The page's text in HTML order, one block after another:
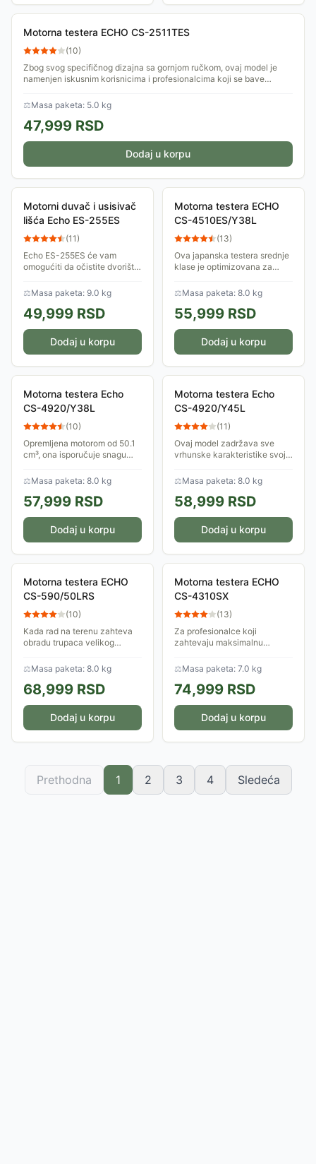
Motorna testera ECHO CS-2511TES
(10)
Zbog svog specifičnog dizajna sa gornjom ručkom, ovaj model je
namenjen iskusnim korisnicima i profesionalcima koji se bave
⚖Masa paketa: 5.0 kg
47,999 RSD
Dodaj u korpu
Motorni duvač i usisivač
lišća Echo ES-255ES
(11)
Echo ES-255ES će vam
omogućiti da očistite dvorište
koristeći njegovu funkciju
usisavanja ili duvanja. Idealan
odnos...
⚖Masa paketa: 9.0 kg
49,999 RSD
Dodaj u korpu
Motorna testera ECHO
CS-4510ES/Y38L
(13)
Ova japanska testera srednje
klase je optimizovana za
radovima oko kuće, u
voćnjaku ili pri pripremi drva
za ogrev....
⚖Masa paketa: 8.0 kg
55,999 RSD
Dodaj u korpu
Motorna testera Echo
CS-4920/Y38L
(10)
Opremljena motorom od 50.1
cm³, ona isporučuje snagu
deblja stabla, dok njena mala
masa osigurava da ostanete...
⚖Masa paketa: 8.0 kg
57,999 RSD
Dodaj u korpu
Motorna testera Echo
CS-4920/Y45L
(11)
Ovaj model zadržava sve
vrhunske karakteristike svoje
snage i mase, izuzetnu
pouzdanost i lakoću
startovanja – ali dodaje...
⚖Masa paketa: 8.0 kg
58,999 RSD
Dodaj u korpu
Motorna testera ECHO
CS-590/50LRS
(10)
Kada rad na terenu zahteva
obradu trupaca velikog
vodilicom od 50 cm postaje
vaš najpouzdaniji saveznik.
Poznata pod...
⚖Masa paketa: 8.0 kg
68,999 RSD
Dodaj u korpu
Motorna testera ECHO
CS-4310SX
(13)
Za profesionalce koji
zahtevaju maksimalnu
ECHO CS-4310SX
predstavlja vrhunac
inženjeringa. Ovo je mašina
koja se ne...
⚖Masa paketa: 7.0 kg
74,999 RSD
Dodaj u korpu
Prethodna 1 2 3 4 Sledeća